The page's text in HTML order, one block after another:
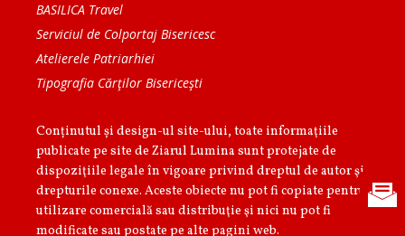
BASILICA Travel
Serviciul de Colportaj Bisericesc
Atelierele Patriarhiei
Tipografia Cărţilor Bisericeşti
Conținutul și design-ul site-ului, toate informaţiile
publicate pe site de Ziarul Lumina sunt protejate de
dispoziţiile legale în vigoare privind dreptul de autor şi
drepturile conexe. Aceste obiecte nu pot fi copiate pentru
utilizare comercială sau distribuţie şi nici nu pot fi
modificate sau postate pe alte pagini web.